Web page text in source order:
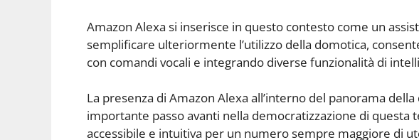
Amazon Alexa si inserisce in questo contesto come un
semplificare ulteriormente l’utilizzo della domotica,
con comandi vocali e integrando diverse funzionalità di
La presenza di Amazon Alexa all’interno del panorama
importante passo avanti nella democratizzazione di questa
accessibile e intuitiva per un numero sempre maggiore di